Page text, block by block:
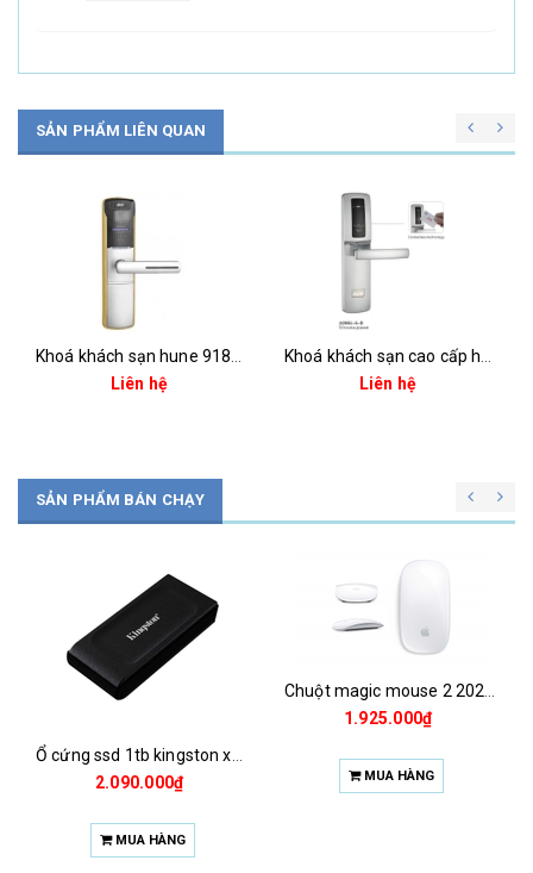
SẢN PHẨM LIÊN QUAN
Liên hệ
Liên hệ
SẢN PHẨM BÁN CHẠY
2.090.000₫
MUA HÀNG
1.925.000₫
MUA HÀNG